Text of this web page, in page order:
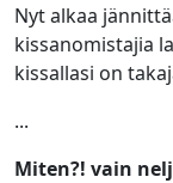
Nyt alkaa
kissanomistajia
kissallasi on
...
Miten?! vain